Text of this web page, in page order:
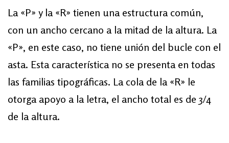
La «P» y la «R» tienen una estructura común,
con un ancho cercano a la mitad de la altura. La
«P», en este caso, no tiene unión del bucle con el
asta. Esta característica no se presenta en todas
las familias tipográficas. La cola de la «R» le
otorga apoyo a la letra, el ancho total es de 3/4
de la altura.